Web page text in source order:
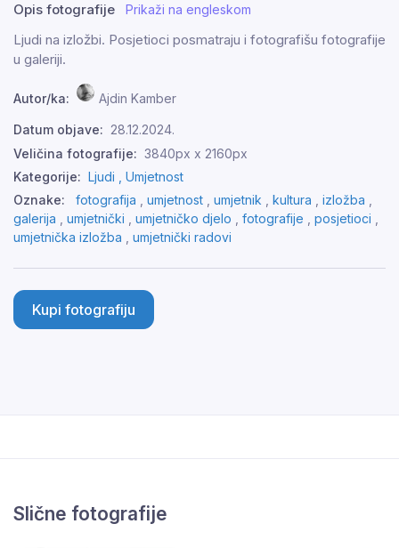
Opis fotografije Prikaži na engleskom
Ljudi na izložbi. Posjetioci posmatraju i fotografišu fotografije
u galeriji.
Autor/ka: Ajdin Kamber
Datum objave: 28.12.2024.
Veličina fotografije: 3840px x 2160px
Kategorije: Ljudi , Umjetnost
Oznake:
fotografija umjetnost umjetnik kultura izložba
galerija
umjetnički umjetničko djelo fotografije posjetioci
umjetnička izložba
umjetnički radovi
Kupi fotografiju
Slične fotografije